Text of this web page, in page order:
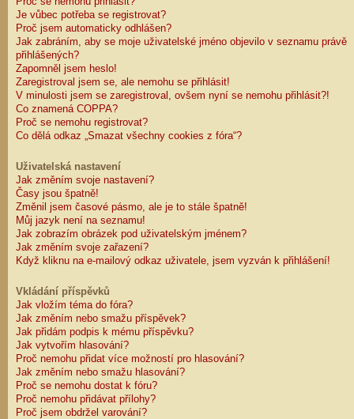
Je vůbec potřeba se registrovat?
Proč jsem automaticky odhlášen?
Jak zabráním, aby se moje uživatelské jméno objevilo v seznamu právě
přihlášených?
Zapomněl jsem heslo!
Zaregistroval jsem se, ale nemohu se přihlásit!
V minulosti jsem se zaregistroval, ovšem nyní se nemohu přihlásit?!
Co znamená COPPA?
Proč se nemohu registrovat?
Co dělá odkaz „Smazat všechny cookies z fóra“?
Uživatelská nastavení
Jak změním svoje nastavení?
Časy jsou špatně!
Změnil jsem časové pásmo, ale je to stále špatně!
Můj jazyk není na seznamu!
Jak zobrazím obrázek pod uživatelským jménem?
Jak změním svoje zařazení?
Když kliknu na e-mailový odkaz uživatele, jsem vyzván k přihlášení!
Vkládání příspěvků
Jak vložím téma do fóra?
Jak změním nebo smažu příspěvek?
Jak přidám podpis k mému příspěvku?
Jak vytvořím hlasování?
Proč nemohu přidat více možností pro hlasování?
Jak změním nebo smažu hlasování?
Proč se nemohu dostat k fóru?
Proč nemohu přidávat přílohy?
Proč jsem obdržel varování?